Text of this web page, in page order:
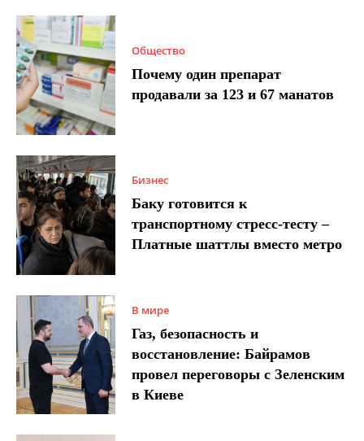
Общество
Почему один препарат
продавали за 123 и 67 манатов
Бизнес
Баку готовится к
транспортному стресс-тесту –
Платные шаттлы вместо метро
В мире
Газ, безопасность и
восстановление: Байрамов
провел переговоры с Зеленским
в Киеве